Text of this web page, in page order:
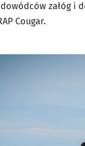
załóg i
Cougar.